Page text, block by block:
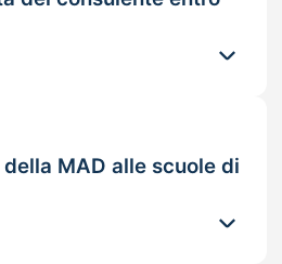
MAD alle scuole di